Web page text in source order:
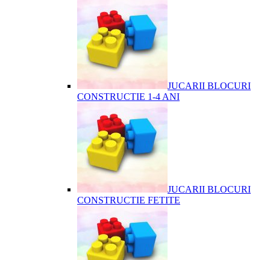
JUCARII BLOCURI
CONSTRUCTIE 1-4 ANI
JUCARII BLOCURI
CONSTRUCTIE FETITE